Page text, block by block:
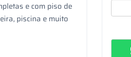
e com piso de
piscina e muito